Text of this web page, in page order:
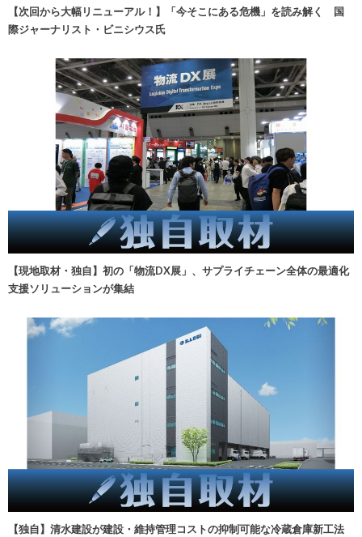
【次回から大幅リニューアル！】「今そこにある危機」を読み解く 国
際ジャーナリスト・ビニシウス氏
【現地取材・独自】初の「物流DX展」、サプライチェーン全体の最適化
支援ソリューションが集結
【独自】清水建設が建設・維持管理コストの抑制可能な冷蔵倉庫新工法